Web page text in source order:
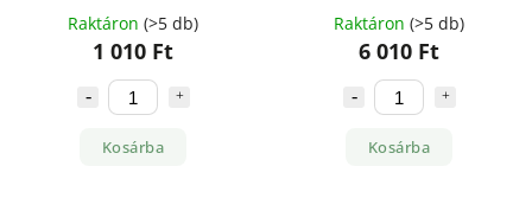
Raktáron (>5 db)
1 010 Ft
Kosárba
Raktáron (>5 db)
6 010 Ft
Kosárba